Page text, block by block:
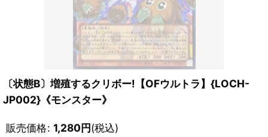
〔状態B〕増殖するクリボー!【OFウルトラ】{LOCH-
JP002}《モンスター》
販売価格: 1,280円(税込)